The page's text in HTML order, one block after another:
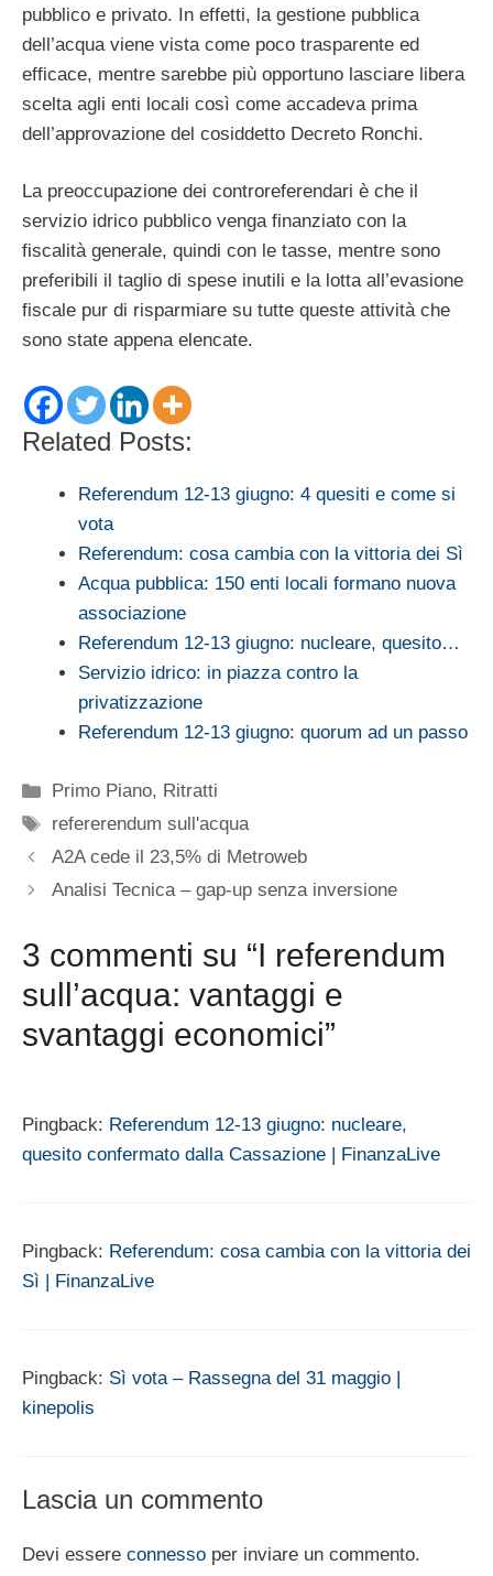
pubblico e privato. In effetti, la gestione pubblica
dell’acqua viene vista come poco trasparente ed
efficace, mentre sarebbe più opportuno lasciare libera
scelta agli enti locali così come accadeva prima
dell’approvazione del cosiddetto Decreto Ronchi.
La preoccupazione dei controreferendari è che il
servizio idrico pubblico venga finanziato con la
fiscalità generale, quindi con le tasse, mentre sono
preferibili il taglio di spese inutili e la lotta all’evasione
fiscale pur di risparmiare su tutte queste attività che
sono state appena elencate.
Related Posts:
Referendum 12-13 giugno: 4 quesiti e come si
vota
Referendum: cosa cambia con la vittoria dei Sì
Acqua pubblica: 150 enti locali formano nuova
associazione
Referendum 12-13 giugno: nucleare, quesito…
Servizio idrico: in piazza contro la
privatizzazione
Referendum 12-13 giugno: quorum ad un passo
Categorie
Primo Piano, Ritratti
Tag
refererendum sull'acqua
A2A cede il 23,5% di Metroweb
Analisi Tecnica – gap-up senza inversione
3 commenti su “I referendum
sull’acqua: vantaggi e
svantaggi economici”
Pingback: Referendum 12-13 giugno: nucleare,
quesito confermato dalla Cassazione | FinanzaLive
Pingback: Referendum: cosa cambia con la vittoria dei
Sì | FinanzaLive
Pingback: Sì vota – Rassegna del 31 maggio |
kinepolis
Lascia un commento
Devi essere connesso per inviare un commento.